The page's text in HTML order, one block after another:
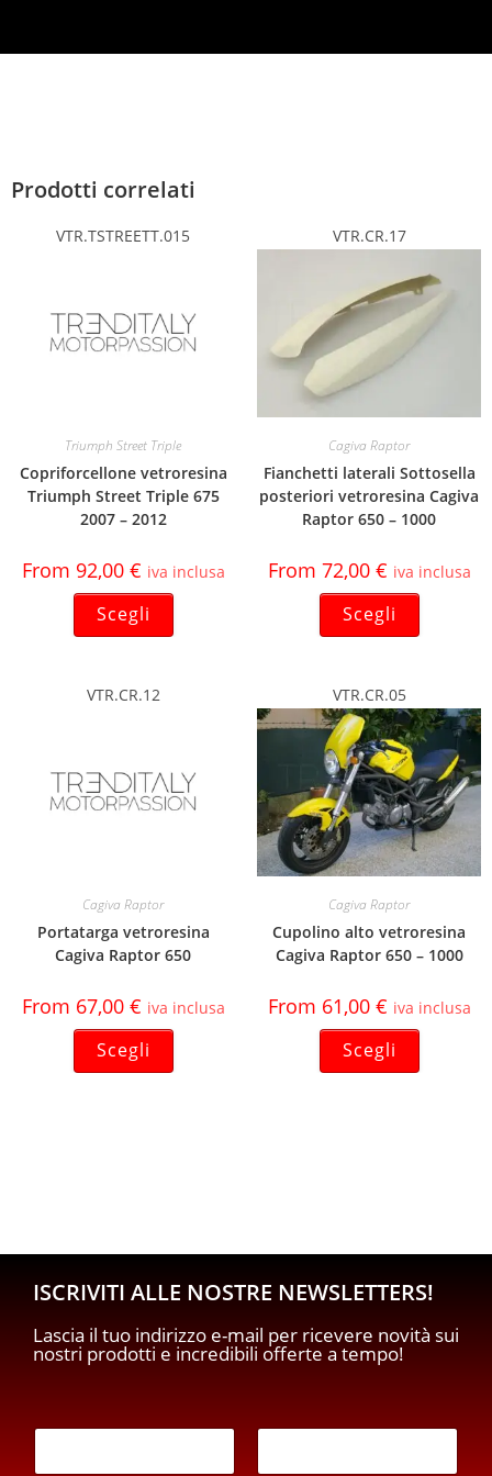
Prodotti correlati
VTR.TSTREETT.015
Triumph Street Triple
Copriforcellone vetroresina
Triumph Street Triple 675
2007 – 2012
From 92,00 € iva inclusa
Scegli
VTR.CR.17
Cagiva Raptor
Fianchetti laterali Sottosella
posteriori vetroresina Cagiva
Raptor 650 – 1000
From 72,00 € iva inclusa
Scegli
VTR.CR.12
Cagiva Raptor
Portatarga vetroresina
Cagiva Raptor 650
From 67,00 € iva inclusa
Scegli
VTR.CR.05
Cagiva Raptor
Cupolino alto vetroresina
Cagiva Raptor 650 – 1000
From 61,00 € iva inclusa
Scegli
ISCRIVITI ALLE NOSTRE NEWSLETTERS!
Lascia il tuo indirizzo e-mail per ricevere novità sui
nostri prodotti e incredibili offerte a tempo!
E